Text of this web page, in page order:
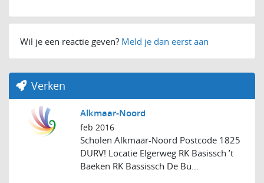
Wil je een reactie geven? Meld je dan eerst aan
Verken
Alkmaar-Noord
feb 2016
Scholen Alkmaar-Noord Postcode 1825
DURV! Locatie Elgerweg RK Basissch ’t
Baeken RK Bassissch De Bu...